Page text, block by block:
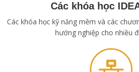
Các khóa học
Các khóa học kỹ năng mềm và các
hướng nghiệp cho nhiều